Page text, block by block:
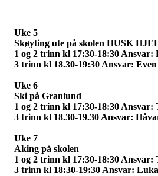
Uke 5
Skøyting ute på skolen HUSK
1 og 2 trinn kl 17:30-18:30 Ansvar:
3 trinn kl 18.30-19:30 Ansvar:
Uke 6
Ski på Granlund
1 og 2 trinn kl 17:30-18:30 Ansvar:
3 trinn kl 18.30-19.30 Ansvar:
Uke 7
Aking på skolen
1 og 2 trinn kl 17:30-18:30 Ansvar:
3 trinn kl 18:30-19:30 Ansvar: